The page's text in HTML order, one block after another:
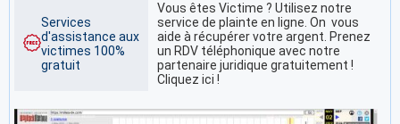
Services
d'assistance aux
victimes 100%
gratuit
Vous êtes Victime ? Utilisez notre
service de plainte en ligne. On vous
aide à récupérer votre argent. Prenez
un RDV téléphonique avec notre
partenaire juridique gratuitement !
Cliquez ici !